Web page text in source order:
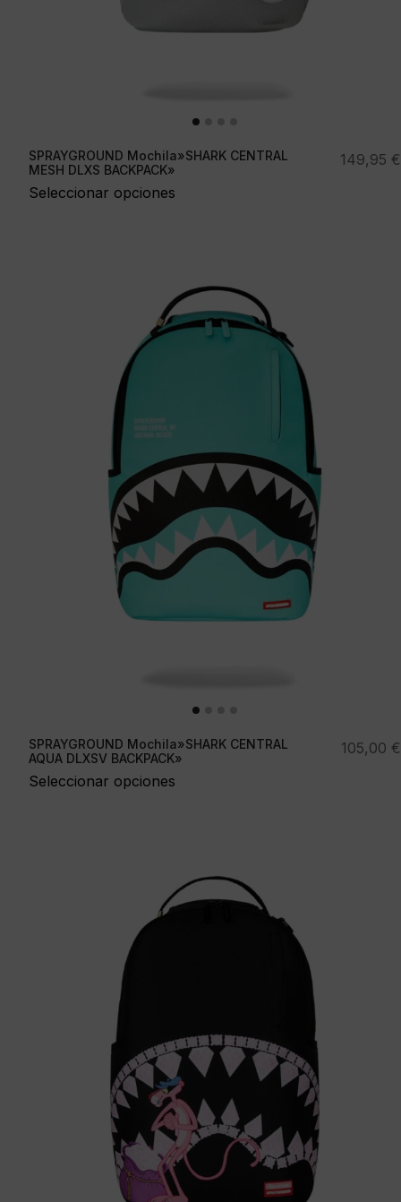
SPRAYGROUND Mochila»SHARK CENTRAL
MESH DLXS BACKPACK»
Seleccionar opciones
149,95 €
SPRAYGROUND Mochila»SHARK CENTRAL
AQUA DLXSV BACKPACK»
Seleccionar opciones
105,00 €